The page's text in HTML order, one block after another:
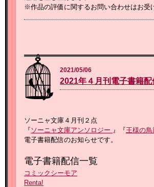
※作品の評価に関するお問い合わせはお受
2021/05/06
2021年４月刊電子書籍
ソーニャ文庫４月刊２点
『 ソーニャ文庫アンソロジー 』『王様の鳥
電子書籍配信のお知らせです。
電子書籍配信一覧
コミックシーモア
Renta!